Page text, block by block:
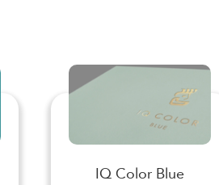
IQ Color Blue